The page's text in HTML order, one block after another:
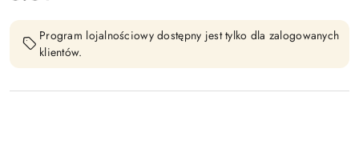
Program lojalnościowy dostępny jest tylko dla zalogowanych
klientów.